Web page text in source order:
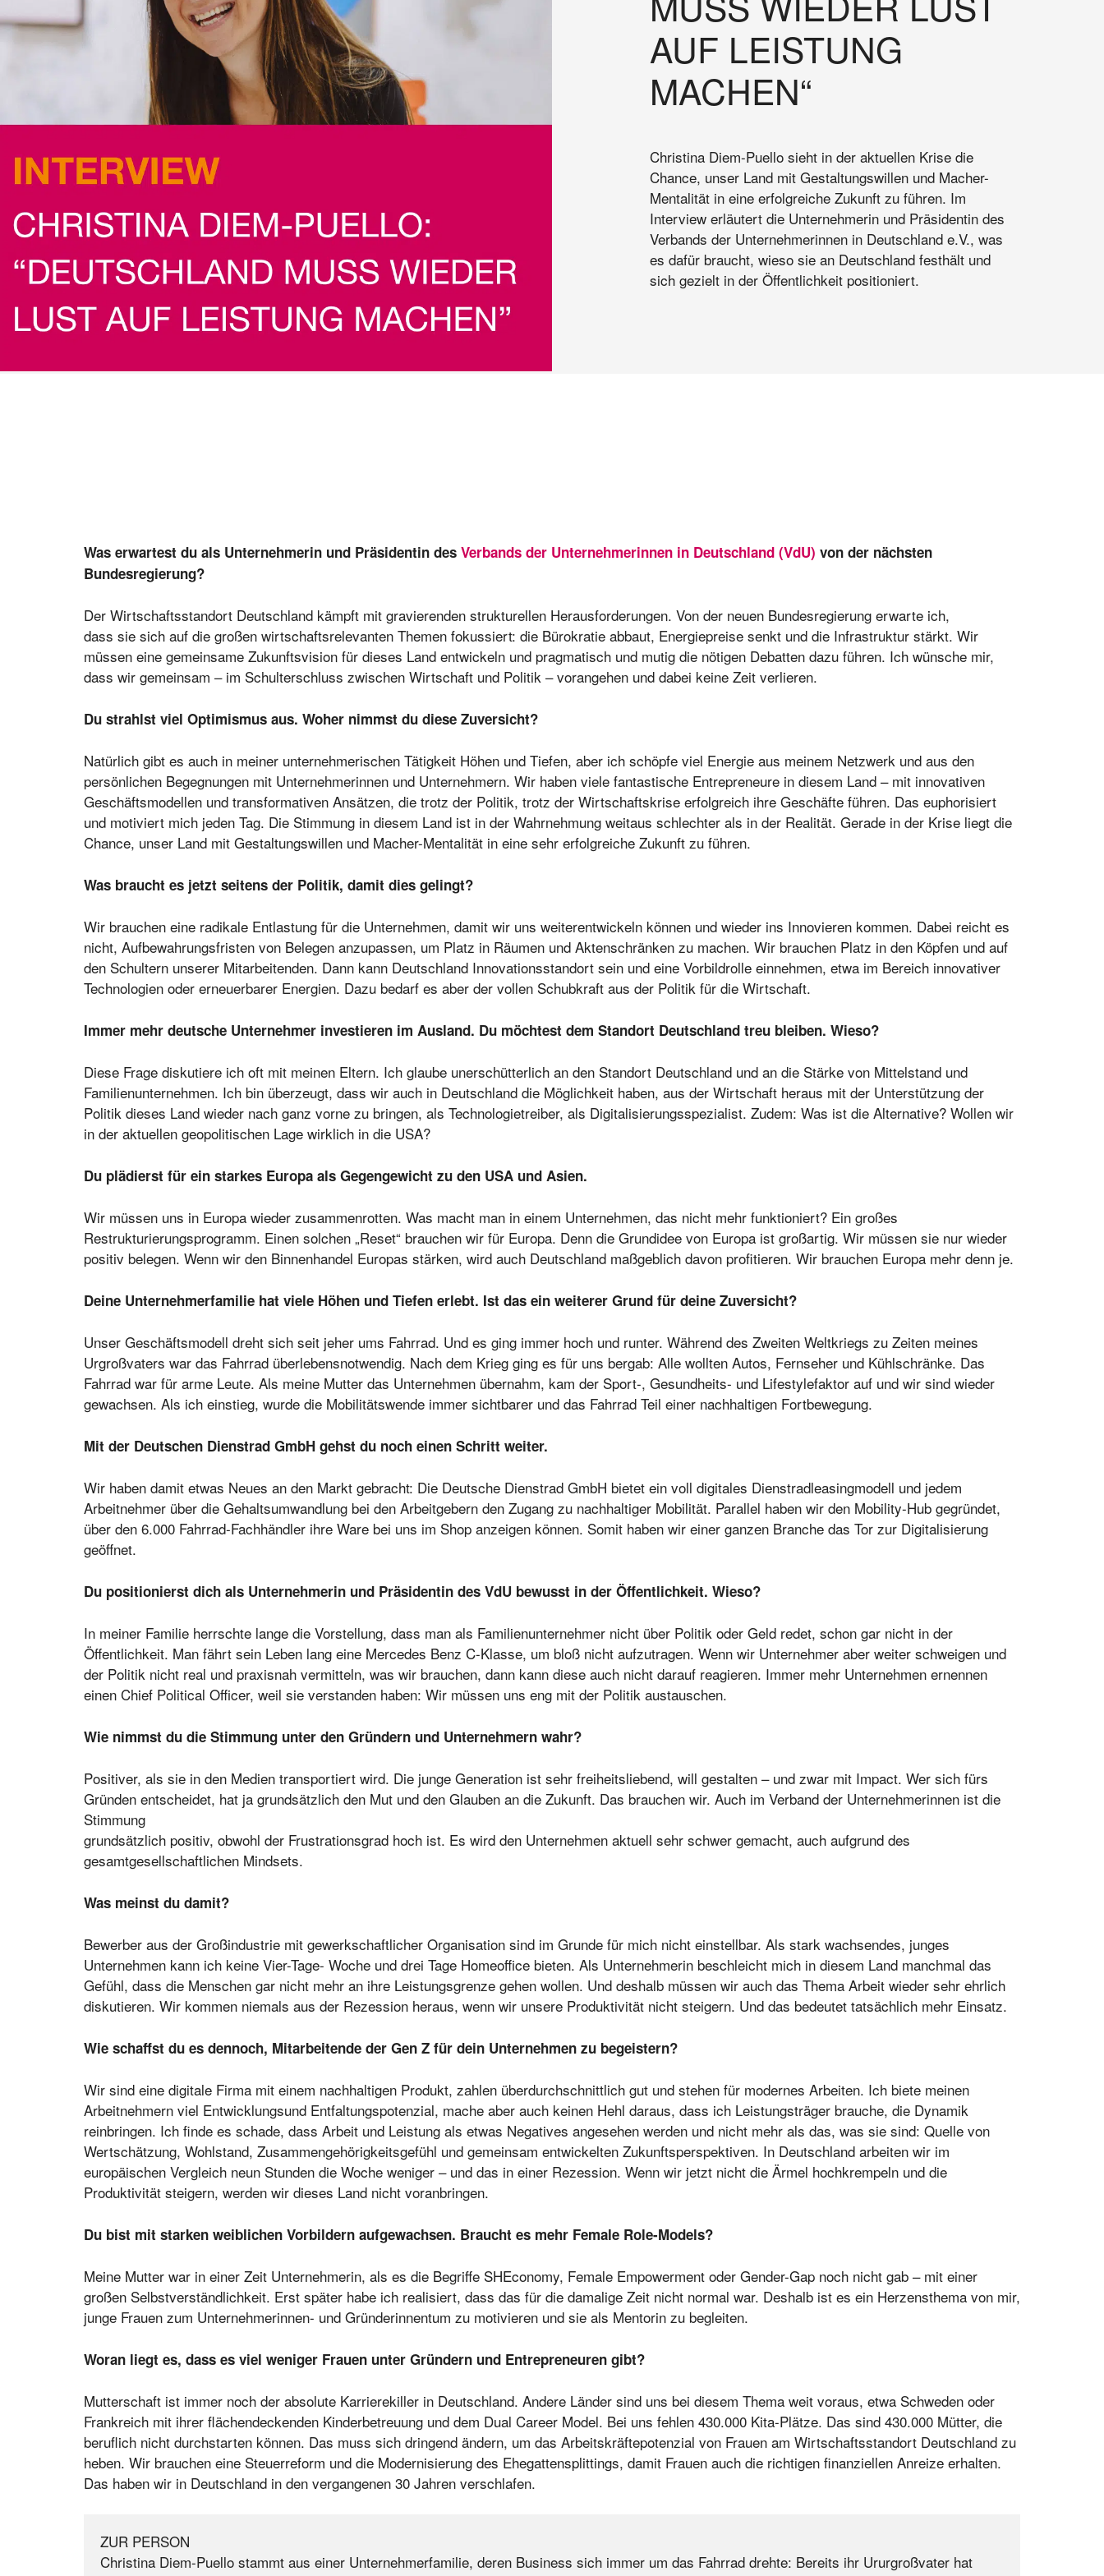
AUF LEISTUNG
MACHEN“
Christina Diem-Puello sieht in der aktuellen Krise die
Chance, unser Land mit Gestaltungswillen und Macher-
Mentalität in eine erfolgreiche Zukunft zu führen. Im
Interview erläutert die Unternehmerin und Präsidentin des
Verbands der Unternehmerinnen in Deutschland e.V., was
es dafür braucht, wieso sie an Deutschland festhält und
sich gezielt in der Öffentlichkeit positioniert.
Was erwartest du als Unternehmerin und Präsidentin des Verbands der Unternehmerinnen in Deutschland (VdU) von der nächsten
Bundesregierung?
Der Wirtschaftsstandort Deutschland kämpft mit gravierenden strukturellen Herausforderungen. Von der neuen Bundesregierung erwarte ich,
dass sie sich auf die großen wirtschaftsrelevanten Themen fokussiert: die Bürokratie abbaut, Energiepreise senkt und die Infrastruktur stärkt. Wir
müssen eine gemeinsame Zukunftsvision für dieses Land entwickeln und pragmatisch und mutig die nötigen Debatten dazu führen. Ich wünsche mir,
dass wir gemeinsam – im Schulterschluss zwischen Wirtschaft und Politik – vorangehen und dabei keine Zeit verlieren.
Du strahlst viel Optimismus aus. Woher nimmst du diese Zuversicht?
Natürlich gibt es auch in meiner unternehmerischen Tätigkeit Höhen und Tiefen, aber ich schöpfe viel Energie aus meinem Netzwerk und aus den
persönlichen Begegnungen mit Unternehmerinnen und Unternehmern. Wir haben viele fantastische Entrepreneure in diesem Land – mit innovativen
Geschäftsmodellen und transformativen Ansätzen, die trotz der Politik, trotz der Wirtschaftskrise erfolgreich ihre Geschäfte führen. Das euphorisiert
und motiviert mich jeden Tag. Die Stimmung in diesem Land ist in der Wahrnehmung weitaus schlechter als in der Realität. Gerade in der Krise liegt die
Chance, unser Land mit Gestaltungswillen und Macher-Mentalität in eine sehr erfolgreiche Zukunft zu führen.
Was braucht es jetzt seitens der Politik, damit dies gelingt?
Wir brauchen eine radikale Entlastung für die Unternehmen, damit wir uns weiterentwickeln können und wieder ins Innovieren kommen. Dabei reicht es
nicht, Aufbewahrungsfristen von Belegen anzupassen, um Platz in Räumen und Aktenschränken zu machen. Wir brauchen Platz in den Köpfen und auf
den Schultern unserer Mitarbeitenden. Dann kann Deutschland Innovationsstandort sein und eine Vorbildrolle einnehmen, etwa im Bereich innovativer
Technologien oder erneuerbarer Energien. Dazu bedarf es aber der vollen Schubkraft aus der Politik für die Wirtschaft.
Immer mehr deutsche Unternehmer investieren im Ausland. Du möchtest dem Standort Deutschland treu bleiben. Wieso?
Diese Frage diskutiere ich oft mit meinen Eltern. Ich glaube unerschütterlich an den Standort Deutschland und an die Stärke von Mittelstand und
Familienunternehmen. Ich bin überzeugt, dass wir auch in Deutschland die Möglichkeit haben, aus der Wirtschaft heraus mit der Unterstützung der
Politik dieses Land wieder nach ganz vorne zu bringen, als Technologietreiber, als Digitalisierungsspezialist. Zudem: Was ist die Alternative? Wollen wir
in der aktuellen geopolitischen Lage wirklich in die USA?
Du plädierst für ein starkes Europa als Gegengewicht zu den USA und Asien.
Wir müssen uns in Europa wieder zusammenrotten. Was macht man in einem Unternehmen, das nicht mehr funktioniert? Ein großes
Restrukturierungsprogramm. Einen solchen „Reset“ brauchen wir für Europa. Denn die Grundidee von Europa ist großartig. Wir müssen sie nur wieder
positiv belegen. Wenn wir den Binnenhandel Europas stärken, wird auch Deutschland maßgeblich davon profitieren. Wir brauchen Europa mehr denn je.
Deine Unternehmerfamilie hat viele Höhen und Tiefen erlebt. Ist das ein weiterer Grund für deine Zuversicht?
Unser Geschäftsmodell dreht sich seit jeher ums Fahrrad. Und es ging immer hoch und runter. Während des Zweiten Weltkriegs zu Zeiten meines
Urgroßvaters war das Fahrrad überlebensnotwendig. Nach dem Krieg ging es für uns bergab: Alle wollten Autos, Fernseher und Kühlschränke. Das
Fahrrad war für arme Leute. Als meine Mutter das Unternehmen übernahm, kam der Sport-, Gesundheits- und Lifestylefaktor auf und wir sind wieder
gewachsen. Als ich einstieg, wurde die Mobilitätswende immer sichtbarer und das Fahrrad Teil einer nachhaltigen Fortbewegung.
Mit der Deutschen Dienstrad GmbH gehst du noch einen Schritt weiter.
Wir haben damit etwas Neues an den Markt gebracht: Die Deutsche Dienstrad GmbH bietet ein voll digitales Dienstradleasingmodell und jedem
Arbeitnehmer über die Gehaltsumwandlung bei den Arbeitgebern den Zugang zu nachhaltiger Mobilität. Parallel haben wir den Mobility-Hub gegründet,
über den 6.000 Fahrrad-Fachhändler ihre Ware bei uns im Shop anzeigen können. Somit haben wir einer ganzen Branche das Tor zur Digitalisierung
geöffnet.
Du positionierst dich als Unternehmerin und Präsidentin des VdU bewusst in der Öffentlichkeit. Wieso?
In meiner Familie herrschte lange die Vorstellung, dass man als Familienunternehmer nicht über Politik oder Geld redet, schon gar nicht in der
Öffentlichkeit. Man fährt sein Leben lang eine Mercedes Benz C-Klasse, um bloß nicht aufzutragen. Wenn wir Unternehmer aber weiter schweigen und
der Politik nicht real und praxisnah vermitteln, was wir brauchen, dann kann diese auch nicht darauf reagieren. Immer mehr Unternehmen ernennen
einen Chief Political Officer, weil sie verstanden haben: Wir müssen uns eng mit der Politik austauschen.
Wie nimmst du die Stimmung unter den Gründern und Unternehmern wahr?
Positiver, als sie in den Medien transportiert wird. Die junge Generation ist sehr freiheitsliebend, will gestalten – und zwar mit Impact. Wer sich fürs
Gründen entscheidet, hat ja grundsätzlich den Mut und den Glauben an die Zukunft. Das brauchen wir. Auch im Verband der Unternehmerinnen ist die
Stimmung
grundsätzlich positiv, obwohl der Frustrationsgrad hoch ist. Es wird den Unternehmen aktuell sehr schwer gemacht, auch aufgrund des
gesamtgesellschaftlichen Mindsets.
Was meinst du damit?
Bewerber aus der Großindustrie mit gewerkschaftlicher Organisation sind im Grunde für mich nicht einstellbar. Als stark wachsendes, junges
Unternehmen kann ich keine Vier-Tage- Woche und drei Tage Homeoffice bieten. Als Unternehmerin beschleicht mich in diesem Land manchmal das
Gefühl, dass die Menschen gar nicht mehr an ihre Leistungsgrenze gehen wollen. Und deshalb müssen wir auch das Thema Arbeit wieder sehr ehrlich
diskutieren. Wir kommen niemals aus der Rezession heraus, wenn wir unsere Produktivität nicht steigern. Und das bedeutet tatsächlich mehr Einsatz.
Wie schaffst du es dennoch, Mitarbeitende der Gen Z für dein Unternehmen zu begeistern?
Wir sind eine digitale Firma mit einem nachhaltigen Produkt, zahlen überdurchschnittlich gut und stehen für modernes Arbeiten. Ich biete meinen
Arbeitnehmern viel Entwicklungsund Entfaltungspotenzial, mache aber auch keinen Hehl daraus, dass ich Leistungsträger brauche, die Dynamik
reinbringen. Ich finde es schade, dass Arbeit und Leistung als etwas Negatives angesehen werden und nicht mehr als das, was sie sind: Quelle von
Wertschätzung, Wohlstand, Zusammengehörigkeitsgefühl und gemeinsam entwickelten Zukunftsperspektiven. In Deutschland arbeiten wir im
europäischen Vergleich neun Stunden die Woche weniger – und das in einer Rezession. Wenn wir jetzt nicht die Ärmel hochkrempeln und die
Produktivität steigern, werden wir dieses Land nicht voranbringen.
Du bist mit starken weiblichen Vorbildern aufgewachsen. Braucht es mehr Female Role-Models?
Meine Mutter war in einer Zeit Unternehmerin, als es die Begriffe SHEconomy, Female Empowerment oder Gender-Gap noch nicht gab – mit einer
großen Selbstverständlichkeit. Erst später habe ich realisiert, dass das für die damalige Zeit nicht normal war. Deshalb ist es ein Herzensthema von mir,
junge Frauen zum Unternehmerinnen- und Gründerinnentum zu motivieren und sie als Mentorin zu begleiten.
Woran liegt es, dass es viel weniger Frauen unter Gründern und Entrepreneuren gibt?
Mutterschaft ist immer noch der absolute Karrierekiller in Deutschland. Andere Länder sind uns bei diesem Thema weit voraus, etwa Schweden oder
Frankreich mit ihrer flächendeckenden Kinderbetreuung und dem Dual Career Model. Bei uns fehlen 430.000 Kita-Plätze. Das sind 430.000 Mütter, die
beruflich nicht durchstarten können. Das muss sich dringend ändern, um das Arbeitskräftepotenzial von Frauen am Wirtschaftsstandort Deutschland zu
heben. Wir brauchen eine Steuerreform und die Modernisierung des Ehegattensplittings, damit Frauen auch die richtigen finanziellen Anreize erhalten.
Das haben wir in Deutschland in den vergangenen 30 Jahren verschlafen.
ZUR PERSON
Christina Diem-Puello stammt aus einer Unternehmerfamilie, deren Business sich immer um das Fahrrad drehte: Bereits ihr Ururgroßvater hat